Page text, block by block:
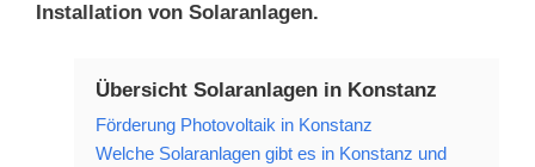
Installation von Solaranlagen.
Übersicht Solaranlagen in Konstanz
Förderung Photovoltaik in Konstanz
Welche Solaranlagen gibt es in Konstanz und